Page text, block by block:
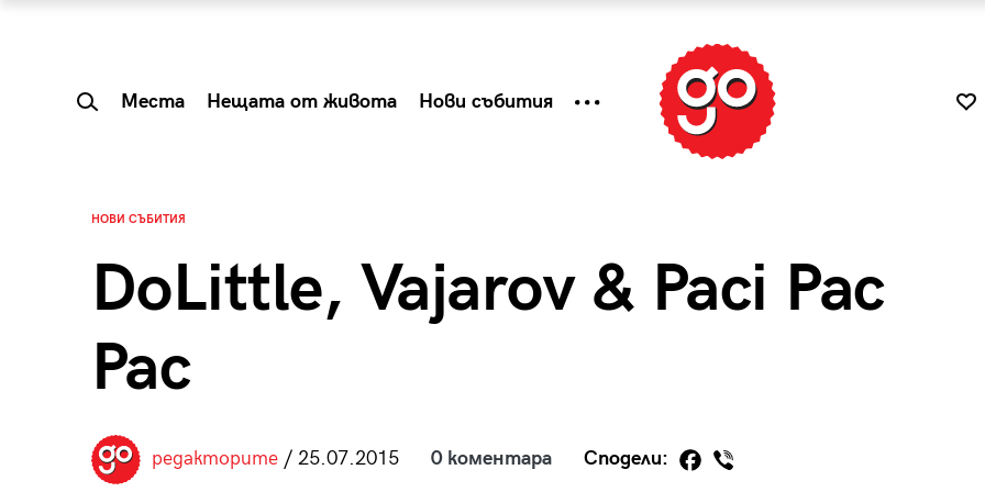
Места Нещата от живота Нови събития
НОВИ СЪБИТИЯ
DoLittle, Vajarov & Paci Pac
Pac
редакторите/ 25.07.2015 0 коментара Сподели:
Summer Prelude: как
Tender is the Wine – Какво